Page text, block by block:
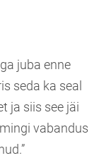
juba enne
seda ka seal
ja siis see jäi
vabandus